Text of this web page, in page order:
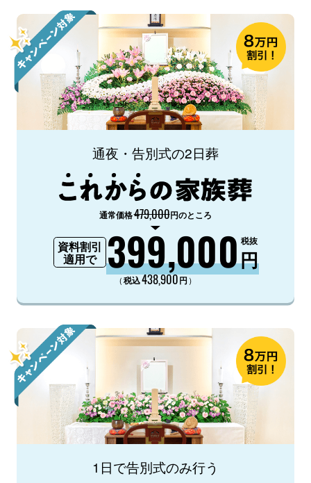
通夜・告別式の2日葬
通常価格479,000円のところ
資料割引
適用で
399,000円
税抜
（税込438,900円 ）
1日で告別式のみ行う